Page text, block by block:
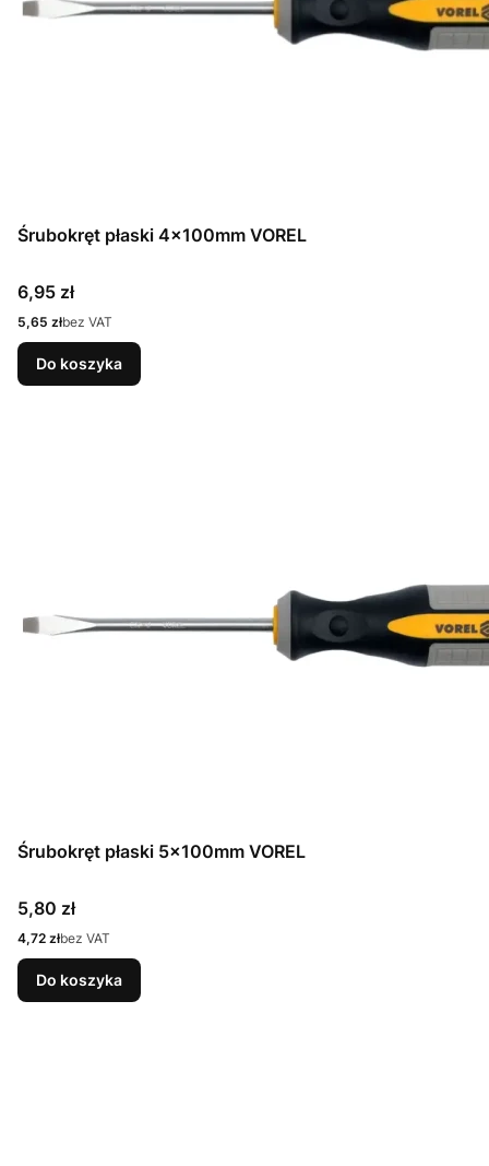
Śrubokręt płaski 4x100mm VOREL
Cena
6,95 zł
Cena
5,65 złbez VAT
Do koszyka
Śrubokręt płaski 5x100mm VOREL
Cena
5,80 zł
Cena
4,72 złbez VAT
Do koszyka